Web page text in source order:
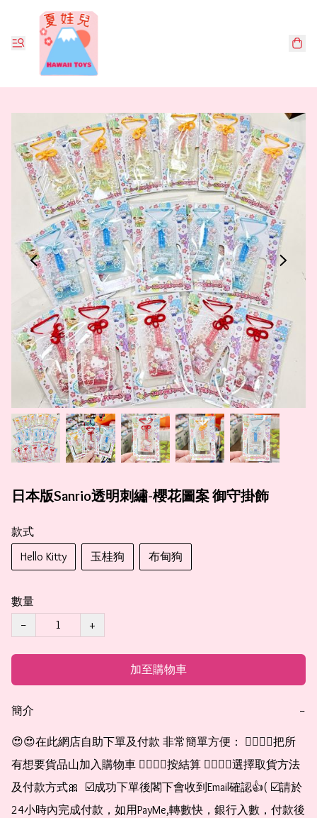
日本版Sanrio透明刺繡-櫻花圖案 御守掛飾
款式
Hello Kitty
玉桂狗 布甸狗
數量
−
+
加至購物車
簡介 −
😍😍在此網店自助下單及付款 非常簡單方便： 👉🏻👉🏻把所
有想要貨品山加入購物車 👉🏻👉🏻按結算 👉🏻👉🏻選擇取貨方法
及付款方式🎀  ☑️成功下單後閣下會收到Email確認👍( ☑️請於
24小時內完成付款，如用PayMe,轉數快，銀行入數，付款後